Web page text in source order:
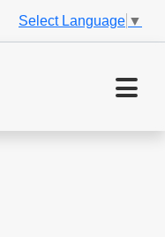
Select Language ▼